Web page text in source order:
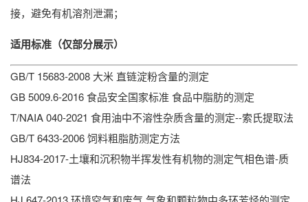
接，避免有机溶剂泄漏；
适用标准（仅部分展示）
GB/T 15683-2008 大米 直链淀粉含量的测定
GB 5009.6-2016 食品安全国家标准 食品中脂肪的测定
T/NAIA 040-2021 食用油中不溶性杂质含量的测定--索氏提取法
GB/T 6433-2006 饲料粗脂肪测定方法
HJ834-2017-土壤和沉积物半挥发性有机物的测定气相色谱-质
谱法